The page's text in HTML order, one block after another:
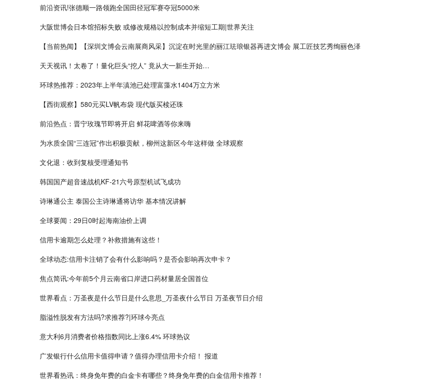
前沿资讯!张德顺一路领跑全国田径冠军赛夺冠5000米
大阪世博会日本馆招标失败 或修改规格以控制成本并缩短工期|世界关注
【当前热闻】【深圳文博会云南展商风采】沉淀在时光里的丽江珐琅银器再进文博会 展工匠技艺秀绚丽色泽
天天视讯！太卷了！量化巨头“挖人” 竟从大一新生开始…
环球热推荐：2023年上半年滇池已处理富藻水1404万立方米
【西街观察】580元买LV帆布袋 现代版买椟还珠
前沿热点：晋宁玫瑰节即将开启 鲜花啤酒等你来嗨
为水质全国“三连冠”作出积极贡献，柳州这新区今年这样做 全球观察
文化退：收到复核受理通知书
韩国国产超音速战机KF-21六号原型机试飞成功
诗琳通公主 泰国公主诗琳通将访华 基本情况讲解
全球要闻：29日0时起海南油价上调
信用卡逾期怎么处理？补救措施有这些！
全球动态:信用卡注销了会有什么影响吗？是否会影响再次申卡？
焦点简讯:今年前5个月云南省口岸进口药材量居全国首位
世界看点：万圣夜是什么节日是什么意思_万圣夜什么节日 万圣夜节日介绍
脂溢性脱发有方法吗?求推荐?|环球今亮点
意大利6月消费者价格指数同比上涨6.4% 环球热议
广发银行什么信用卡值得申请？值得办理信用卡介绍！ 报道
世界看热讯：终身免年费的白金卡有哪些？终身免年费的白金信用卡推荐！